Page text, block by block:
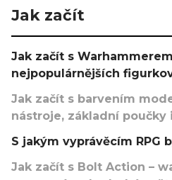
Jak začít
Jak začít s
nejpopulárnějších
Jak začít s barvením
nástroje, základní
S jakým vyprávěcím RPG
Jak začít s Bolt Action –